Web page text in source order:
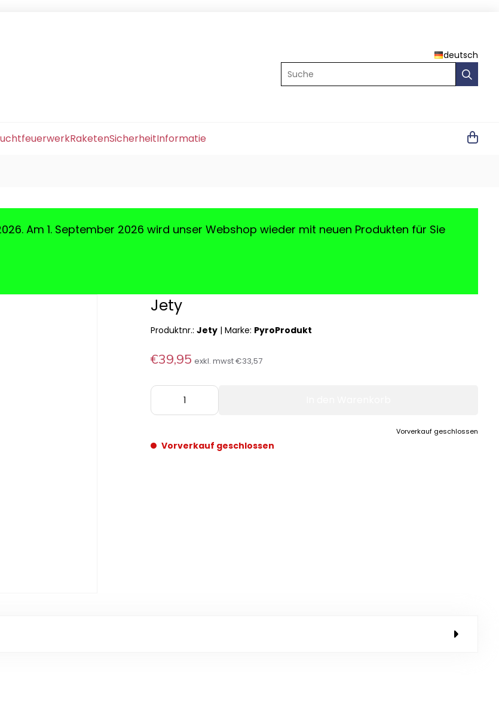
deutsch
Suche
RaketenSicherheitInformatie
Am 1. September 2026 wird unser Webshop wieder mit neuen Produkten für Sie
Jety
Produktnr.:Jety |Marke: PyroProdukt
€39,95 exkl. mwst€33,57
Vorverkauf geschlossen
Vorverkauf geschlossen